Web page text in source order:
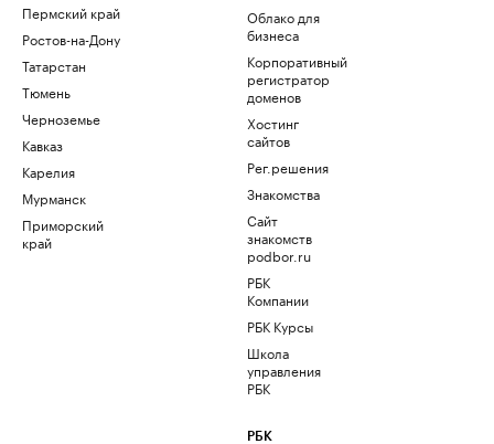
Пермский край
Ростов-на-Дону
Татарстан
Тюмень
Черноземье
Кавказ
Карелия
Мурманск
Приморский
край
Облако для
бизнеса
Корпоративный
регистратор
доменов
Хостинг
сайтов
Рег.решения
Знакомства
Сайт
знакомств
podbor.ru
РБК
Компании
РБК Курсы
Школа
управления
РБК
РБК